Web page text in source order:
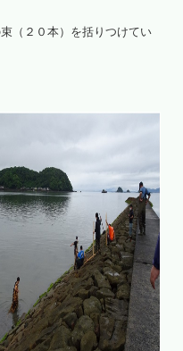
（２０本）を括りつけてい